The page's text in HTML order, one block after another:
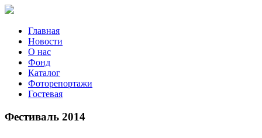
Главная
Новости
О нас
Фонд
Каталог
Фоторепортажи
Гостевая
Фестиваль 2014